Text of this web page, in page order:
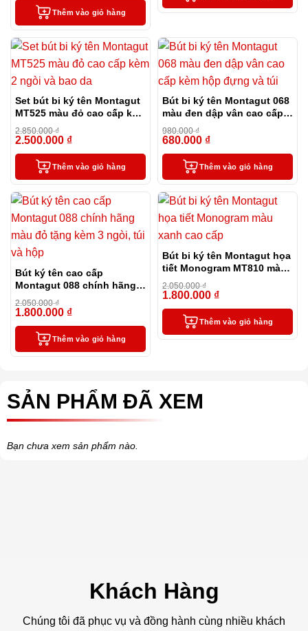
Thêm vào giỏ hàng
Set bút bi ký tên Montagut
MT525 màu đỏ cao cấp kèm
2 ngòi và bao da
2.850.000₫
2.500.000 ₫
Thêm vào giỏ hàng
Bút bi ký tên Montagut 068
màu đen dập vân cao cấp
kèm hộp đựng và túi
980.000₫
680.000 ₫
Thêm vào giỏ hàng
Bút ký tên cao cấp
Montagut 088 chính hãng
màu đỏ tặng kèm 3 ngòi,
túi và hộp
2.050.000₫
1.800.000 ₫
Thêm vào giỏ hàng
Bút bi ký tên Montagut họa
tiết Monogram MT810 màu
xanh cao cấp
2.050.000₫
1.800.000 ₫
Thêm vào giỏ hàng
SẢN PHẨM ĐÃ XEM
Bạn chưa xem sản phẩm nào.
Khách Hàng
Chúng tôi đã phục vụ và đồng hành cùng nhiều khách